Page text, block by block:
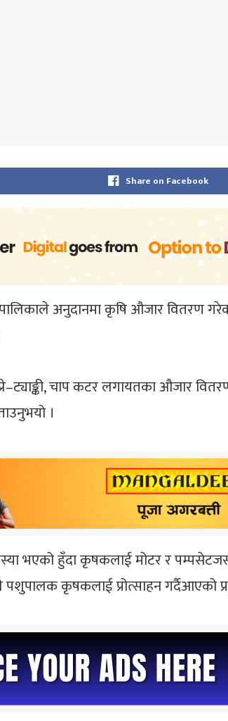
Share on Facebook
अनुदानमा कृषि औजार वितरण
चाप कटर लगायतका औजार
।
भएको हुँदा कृषकलाई मोटर र
पशुपालक कृषकलाई प्रोत्साहन